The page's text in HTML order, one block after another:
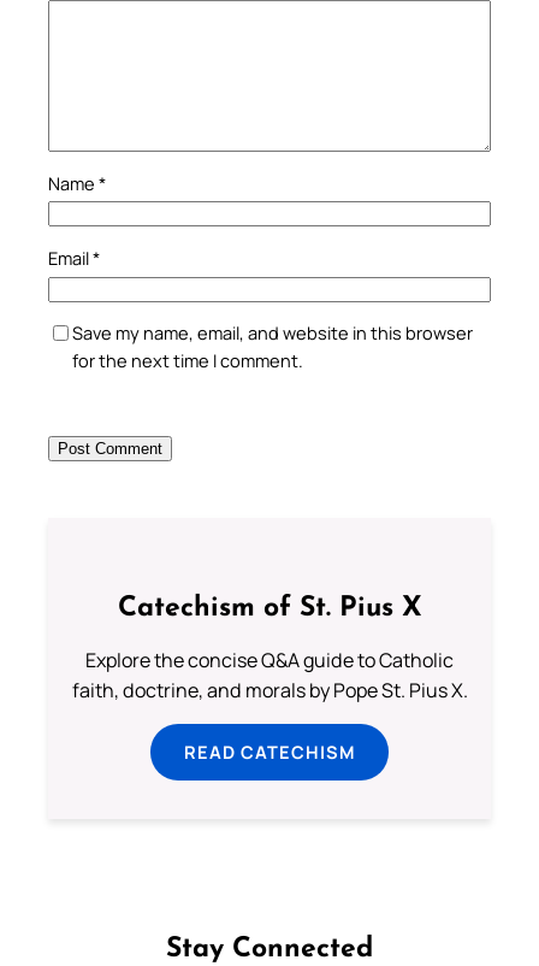
Name *
Email*
Save my name, email, and website in this browser
for the next time I comment.
Catechism of St. Pius X
Explore the concise Q&A guide to Catholic
faith, doctrine, and morals by Pope St. Pius X.
READ CATECHISM
Stay Connected